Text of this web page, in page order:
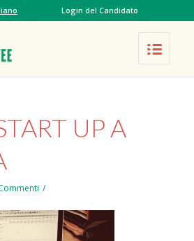
Login del Candidato
UP A
/